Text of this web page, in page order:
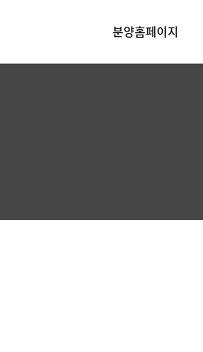
분양홈페이지